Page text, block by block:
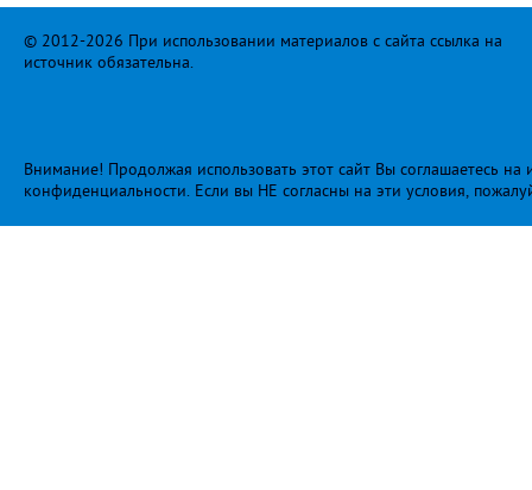
© 2012-2026 При использовании материалов с сайта ссылка на
источник обязательна.
Внимание! Продолжая использовать этот сайт Вы соглашаетесь
конфиденциальности. Если вы НЕ согласны на эти условия,